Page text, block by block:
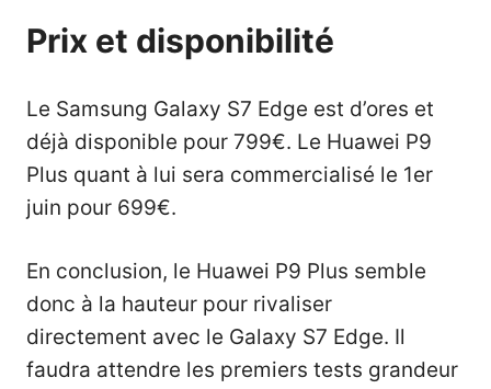
Prix et disponibilité
Le Samsung Galaxy S7 Edge est d’ores et
déjà disponible pour 799€. Le Huawei P9
Plus quant à lui sera commercialisé le 1er
juin pour 699€.
En conclusion, le Huawei P9 Plus semble
donc à la hauteur pour rivaliser
directement avec le Galaxy S7 Edge. Il
faudra attendre les premiers tests grandeur